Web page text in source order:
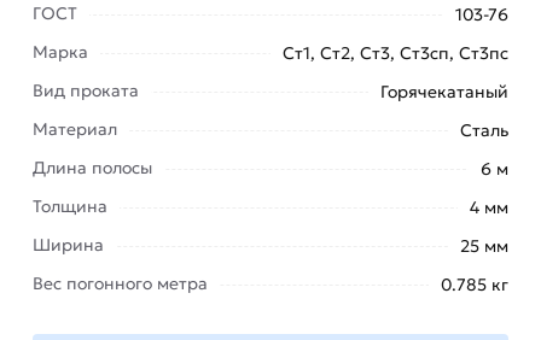
Полоса 25х4 мм представляет собой
цельнометаллический профиль, который не
имеет внутренних полостей. Изготавливают на
или холодного). Сортамент на горячекатаную
полосу регламентируется ГОСТ 103-76.
из стали, который может, как использоваться
ГОСТ
103-76
Марка
Ст1, Ст2, Ст3, Ст3сп, Ст3пс
Вид проката
Горячекатаный
Материал
Сталь
Длина полосы
6 м
Толщина
4 мм
Ширина
25 мм
Вес погонного метра
0.785 кг